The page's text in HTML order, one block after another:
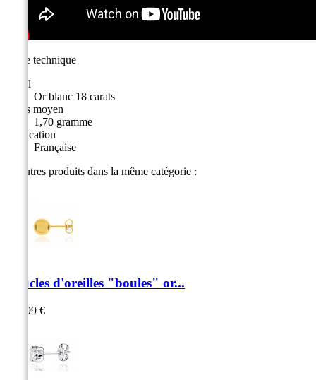
Fiche technique
Métal
Or blanc 18 carats
Poids moyen
1,70 gramme
Fabrication
Française
10 autres produits dans la même catégorie :
Boucles d'oreilles "boules" or...
289,99 €